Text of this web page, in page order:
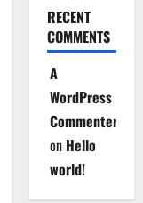
RECENT
COMMENTS
A
WordPress
Commenter
on Hello
world!